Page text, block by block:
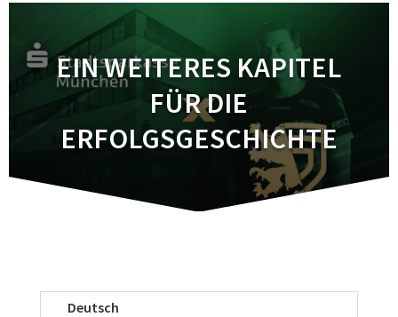
EIN WEITERES KAPITEL
FÜR DIE
ERFOLGSGESCHICHTE
Deutsch